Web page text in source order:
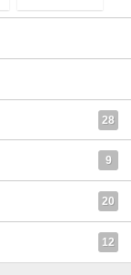
28
9
20
12